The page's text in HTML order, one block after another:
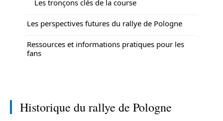
Les tronçons clés de la course
Les perspectives futures du rallye de Pologne
Ressources et informations pratiques pour les
fans
Historique du rallye de Pologne